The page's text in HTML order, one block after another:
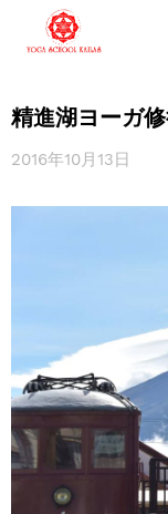
精進湖ヨーガ
2016年10月13日